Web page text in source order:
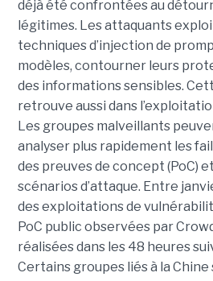
déjà été confrontées au
légitimes. Les attaquants
techniques d’injection de
modèles, contourner leurs
des informations sensibles.
retrouve aussi dans
Les groupes malveillants
analyser plus rapidement les
des preuves de concept (PoC)
scénarios d’attaque. Entre
des exploitations de
PoC public observées par
réalisées dans les 48 heures
Certains groupes liés à la